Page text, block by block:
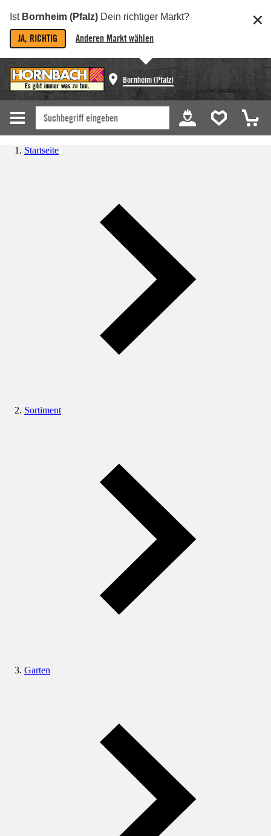
Ist Bornheim (Pfalz) Dein richtiger Markt?
JA, RICHTIG Anderen Markt wählen
Bornheim (Pfalz)
Startseite
Sortiment
Garten